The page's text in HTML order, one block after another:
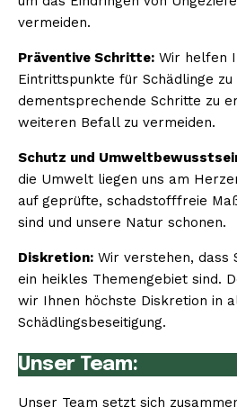
vermeiden.
Präventive Schritte: Wir helfen
Eintrittspunkte für Schädlinge zu
dementsprechende Schritte zu
weiteren Befall zu vermeiden.
Schutz und
die Umwelt liegen uns am
auf geprüfte, schadstofffreie
sind und unsere Natur schonen.
Diskretion: Wir verstehen, dass
ein heikles Themengebiet sind.
wir Ihnen höchste Diskretion in
Schädlingsbeseitigung.
Unser Team:
Unser Team setzt sich